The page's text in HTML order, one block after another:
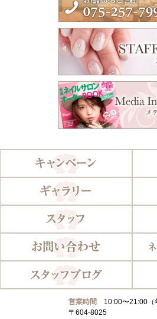
営業時間
10:00〜21:00（
〒604-8025